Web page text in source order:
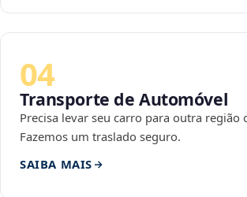
04
Transporte de Automóvel
Precisa levar seu carro para outra região
Fazemos um traslado seguro.
SAIBA MAIS